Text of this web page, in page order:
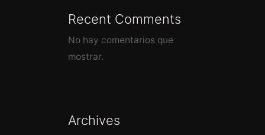
Recent Comments
No hay comentarios que
mostrar.
Archives